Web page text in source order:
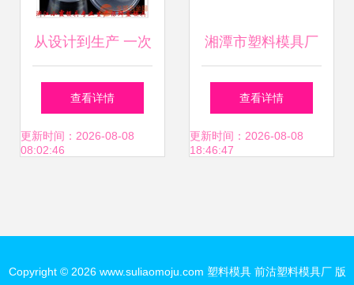
从设计到生产 一次
性塑料快餐盒模具
的制造全流程解析
查看详情
更新时间：2026-08-08
08:02:46
湘潭市塑料模具厂
精湛工艺与产业发
展的中坚力量
查看详情
更新时间：2026-08-08
18:46:47
Copyright © 2026 www.suliaomoju.com 塑料模具 前沽塑料模具厂版